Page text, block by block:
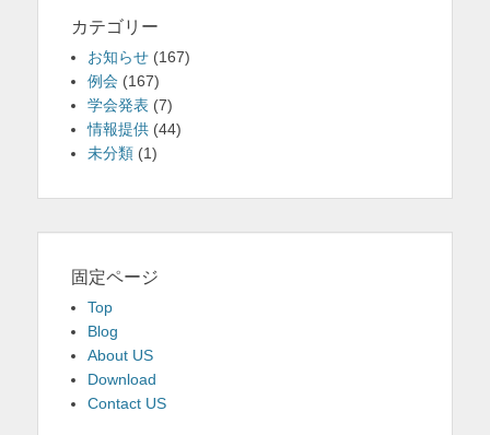
カテゴリー
お知らせ (167)
例会 (167)
学会発表 (7)
情報提供 (44)
未分類 (1)
固定ページ
Top
Blog
About US
Download
Contact US